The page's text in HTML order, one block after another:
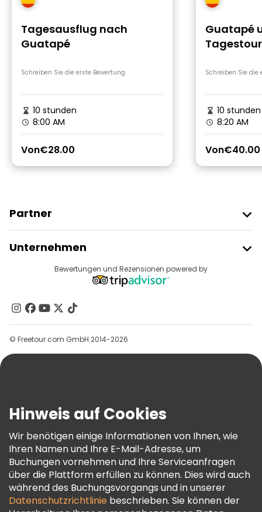
Tagesausflug nach
Guatapé
Schreiben Sie die erste Bewertung
10 stunden
8:00 AM
Von€28.00
Guatapé
Tagestour
Schreiben Sie die
10 stunden
8:20 AM
Von€40.00
Partner
Anbieter-Anmeldung
Affiliate-Programm
Unternehmen
Reiseziele
Kontakt
Gruppen
Hilfe
AGB Und Rechtliches
Cookie-Richtlinie
Freetour Auszeichnungen
Treueprogramm
Bewertungen und Rezensionen powered by
© Freetour.com GmbH 2014-2026
Hinweis auf Cookies
Wir benötigen einige Informationen von Ihnen, wie
Ihren Namen und Ihre E-Mail-Adresse, um
Buchungen vornehmen und Ihre Serviceanfragen
über die Plattform erfüllen zu können. Dies wird auch
während des Buchungsvorgangs und in unserer
Datenschutzrichtlinie beschrieben. Sie können der